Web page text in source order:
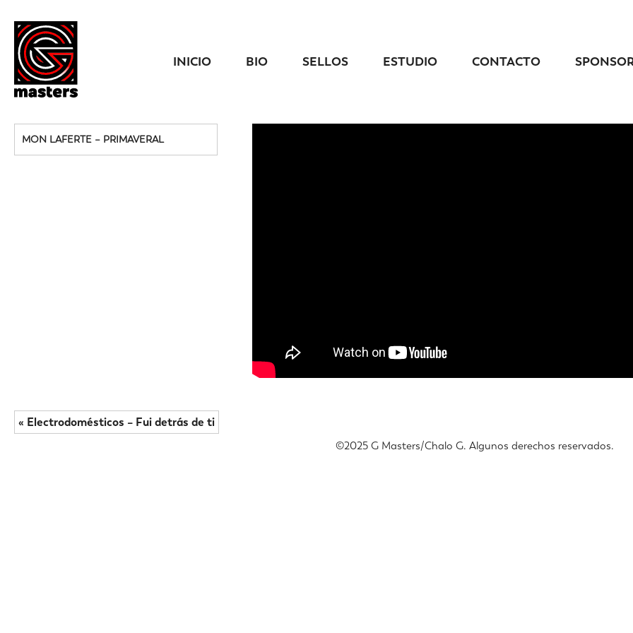
INICIO BIO SELLOS ESTUDIO CONTACTO
MON LAFERTE – PRIMAVERAL
« Electrodomésticos – Fui detrás de ti
©️2025 G Masters/Chalo G. Algunos derechos reservados.